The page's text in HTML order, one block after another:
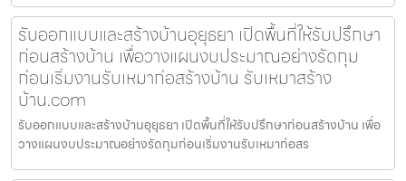
รับออกแบบและสร้างบ้านอุยุธยา เปิดพื้นที่ให้รับปรึกษา
ก่อนสร้างบ้าน เพื่อวางแผนงบประมาณอย่างรัดกุม
ก่อนเริ่มงานรับเหมาก่อสร้างบ้าน รับเหมาสร้าง
บ้าน.com
รับออกแบบและสร้างบ้านอุยุธยา เปิดพื้นที่ให้รับปรึกษาก่อนสร้างบ้าน เพื่อ
วางแผนงบประมาณอย่างรัดกุมก่อนเริ่มงานรับเหมาก่อสร